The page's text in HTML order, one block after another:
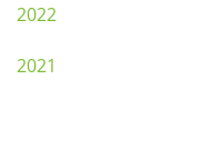
2022
2021